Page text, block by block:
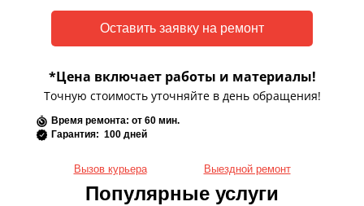
*Цена включает работы и материалы!
Точную стоимость уточняйте в день обращения!
Время ремонта: от 60 мин.
Гарантия: 100 дней
Вызов курьера Выездной ремонт
Популярные услуги